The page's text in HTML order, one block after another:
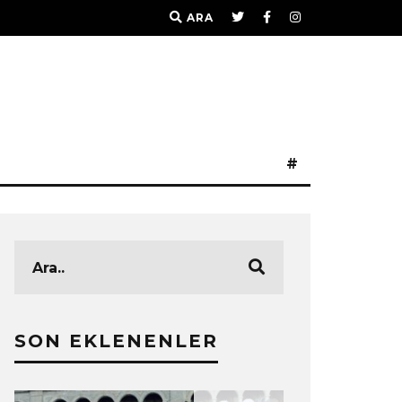
ARA
#
SON EKLENENLER